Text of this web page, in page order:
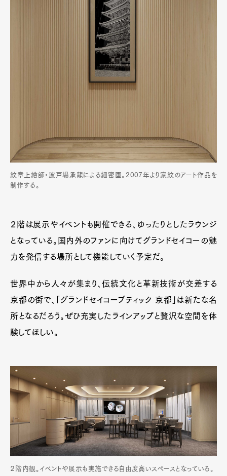
Watch
Fashion
Pen Membership
Magazine
Pen Meet
紋章上繪師・波戸場承龍による細密画。2007年より家紋のアート作品を
制作する。
２階は展示やイベントも開催できる、ゆったりとしたラウンジ
となっている。国内外のファンに向けてグランドセイコーの魅
力を発信する場所として機能していく予定だ。
世界中から人々が集まり、伝統文化と革新技術が交差する
京都の街で、「グランドセイコーブティック 京都」は新たな名
所となるだろう。ぜひ充実したラインアップと贅沢な空間を体
験してほしい。
２階内観。イベントや展示も実施できる自由度高いスペースとなっている。